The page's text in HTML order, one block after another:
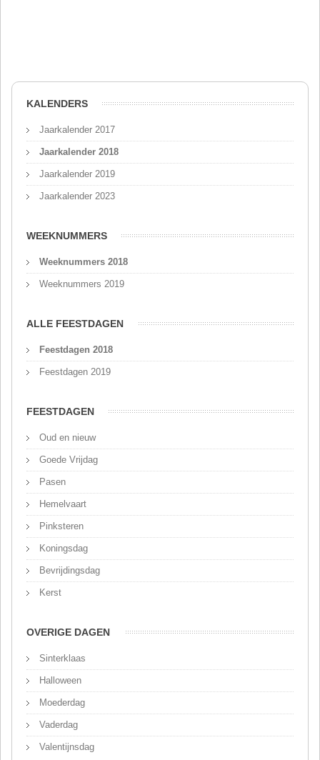
KALENDERS
Jaarkalender 2017
Jaarkalender 2018
Jaarkalender 2019
Jaarkalender 2023
WEEKNUMMERS
Weeknummers 2018
Weeknummers 2019
ALLE FEESTDAGEN
Feestdagen 2018
Feestdagen 2019
FEESTDAGEN
Oud en nieuw
Goede Vrijdag
Pasen
Hemelvaart
Pinksteren
Koningsdag
Bevrijdingsdag
Kerst
OVERIGE DAGEN
Sinterklaas
Halloween
Moederdag
Vaderdag
Valentijnsdag